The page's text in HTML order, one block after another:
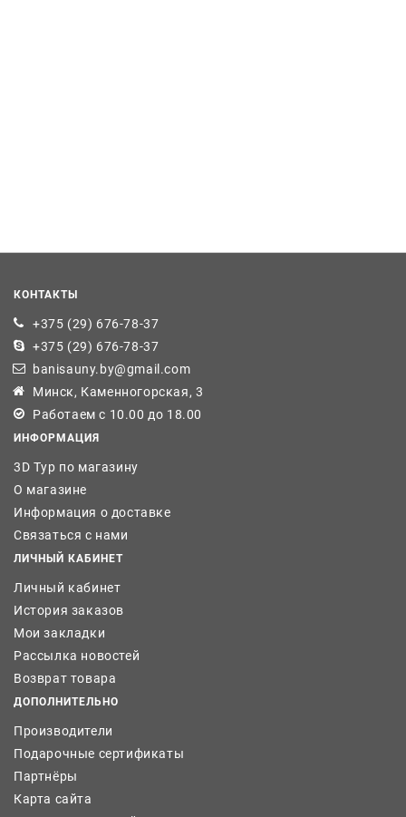
КОНТАКТЫ
+375 (29) 676-78-37
+375 (29) 676-78-37
banisauny.by@gmail.com
Минск, Каменногорская, 3
Работаем с 10.00 до 18.00
ИНФОРМАЦИЯ
3D Тур по магазину
О магазине
Информация о доставке
Связаться с нами
ЛИЧНЫЙ КАБИНЕТ
Личный кабинет
История заказов
Мои закладки
Рассылка новостей
Возврат товара
ДОПОЛНИТЕЛЬНО
Производители
Подарочные сертификаты
Партнёры
Карта сайта